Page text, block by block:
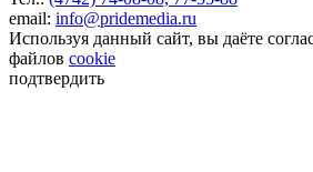
email: info@pridemedia.ru
Используя данный сайт, вы даёте
файлов cookie
подтвердить